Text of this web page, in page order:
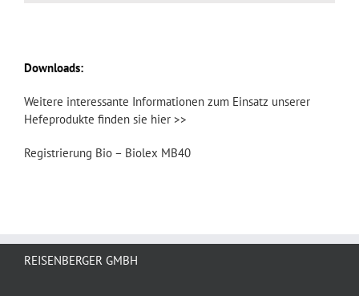
Downloads:
Weitere interessante Informationen zum Einsatz unserer
Hefeprodukte finden sie hier >>
Registrierung Bio – Biolex MB40
REISENBERGER GMBH